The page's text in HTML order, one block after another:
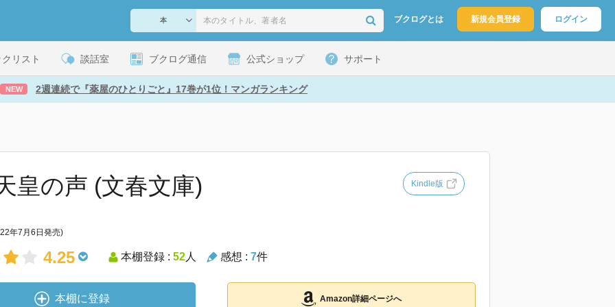
ブクログとは 新規会員登録 ログイン
リスト 談話室 ブクログ通信 公式ショップ サポート
NEW 2週連続で『薬屋のひとりごと』17巻が1位！マンガランキング
皇の声 (文春文庫) Kindle版
年7月6日発売)
4.25 本棚登録 : 52人 感想 : 7件
本棚に登録 Amazon詳細ページへ